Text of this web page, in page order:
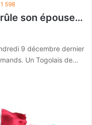
1 598
son épouse…
9 décembre dernier
Un Togolais de…